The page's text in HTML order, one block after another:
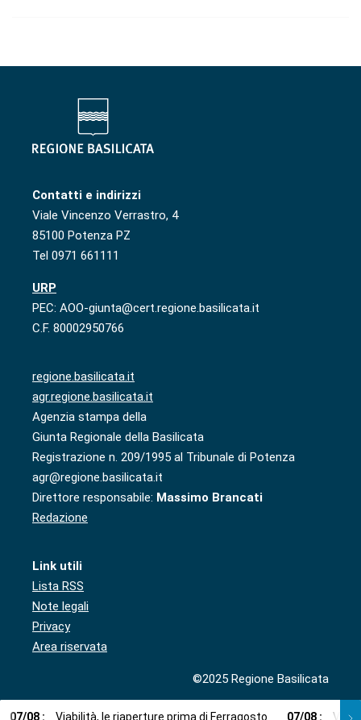
Contatti e indirizzi
Viale Vincenzo Verrastro, 4
85100 Potenza PZ
Tel 0971 661111
URP
PEC: AOO-giunta@cert.regione.basilicata.it
C.F. 80002950766
regione.basilicata.it
agr.regione.basilicata.it
Agenzia stampa della
Giunta Regionale della Basilicata
Registrazione n. 209/1995 al Tribunale di Potenza
agr@regione.basilicata.it
Direttore responsabile: Massimo Brancati
Redazione
Link utili
Lista RSS
Note legali
Privacy
Area riservata
©2025 Regione Basilicata
07/08 : Viabilità, le riaperture prima di Ferragosto 07/08 : Via